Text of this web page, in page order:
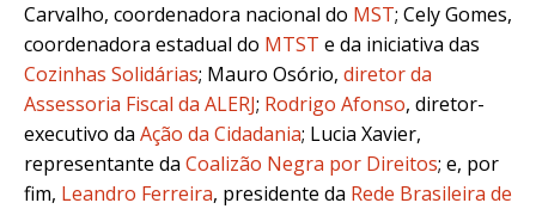
Carvalho, coordenadora nacional do MST; Cely Gomes,
coordenadora estadual do MTST e da iniciativa das
Cozinhas Solidárias; Mauro Osório, diretor da
Assessoria Fiscal da ALERJ; Rodrigo Afonso, diretor-
executivo da Ação da Cidadania; Lucia Xavier,
representante da Coalizão Negra por Direitos; e, por
fim, Leandro Ferreira, presidente da Rede Brasileira de